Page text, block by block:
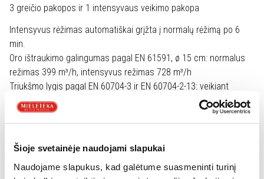
Šioje svetainėje naudojami slapukai
Naudojame slapukus, kad galėtume suasmeninti turinį
3 greičio pakopos ir 1 intensyvaus veikimo pakopa
Intensyvus rėžimas automatiškai grįžta į normalų rėžimą po 6
min.
Oro ištraukimo galingumas pagal EN 61591, ø 15 cm: normalus
režimas 399 m³/h, intensyvus režimas 728 m³/h
Triukšmo lygis pagal EN 60704-3 ir EN 60704-2-13: veikiant
maksimaliu normaliu režimu 53 dB(A) re 1 pW (41 dB (A) re 20
µPa slėgio)
Trauka (1-2-3-max.Boost): 211-316-399-728 m³/h
Recirkuliacijos režimu su įprastu anglies filtru (užsakomas